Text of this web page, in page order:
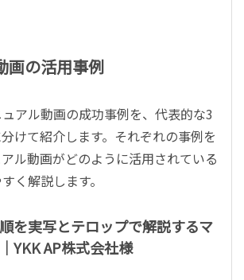
画の活用事例
アル動画の成功事例を、代表的な3
けて紹介します。それぞれの事例を
ル動画がどのように活用されている
く解説します。
を実写とテロップで解説するマ
YKK AP株式会社様